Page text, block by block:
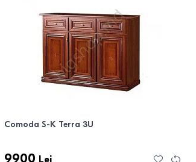
Comoda S-K Terra 3U
9900 Lei